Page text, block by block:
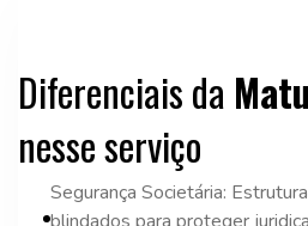
Segurança Societária:
Diferenciais da
nesse serviço